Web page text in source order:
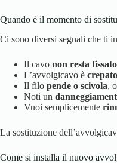
Quando è il momento di
Ci sono diversi segnali che ti
Il cavo non resta
L’avvolgicavo è
Il filo pende o scivola,
Noti un
Vuoi semplicemente
La sostituzione
Come si installa il nuovo